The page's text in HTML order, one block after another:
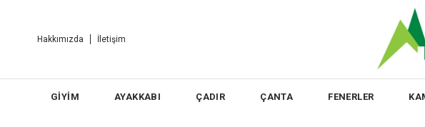
Hakkımızda İletişim
GİYİM AYAKKABI ÇADIR ÇANTA FENERLER